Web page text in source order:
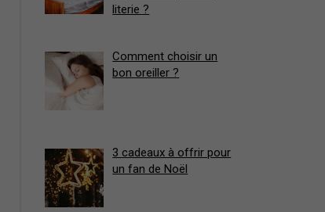
literie ?
Comment choisir un
bon oreiller ?
3 cadeaux à offrir pour
un fan de Noël